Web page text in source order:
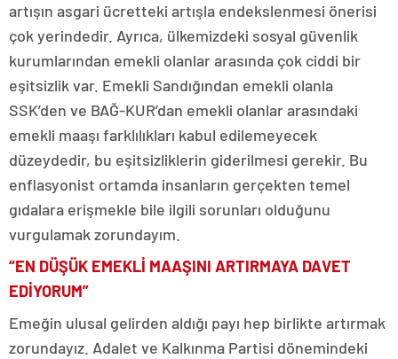
artışın asgari ücretteki artışla endekslenmesi önerisi
çok yerindedir. Ayrıca, ülkemizdeki sosyal güvenlik
kurumlarından emekli olanlar arasında çok ciddi bir
eşitsizlik var. Emekli Sandığından emekli olanla
SSK’den ve BAĞ-KUR’dan emekli olanlar arasındaki
emekli maaşı farklılıkları kabul edilemeyecek
düzeydedir, bu eşitsizliklerin giderilmesi gerekir. Bu
enflasyonist ortamda insanların gerçekten temel
gıdalara erişmekle bile ilgili sorunları olduğunu
vurgulamak zorundayım.
“EN DÜŞÜK EMEKLİ MAAŞINI ARTIRMAYA DAVET
EDİYORUM”
Emeğin ulusal gelirden aldığı payı hep birlikte artırmak
zorundayız. Adalet ve Kalkınma Partisi dönemindeki